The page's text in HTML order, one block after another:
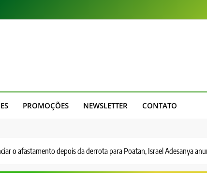
PROMOÇÕES NEWSLETTER CONTATO
o afastamento depois da derrota para Poatan, Israel Adesanya